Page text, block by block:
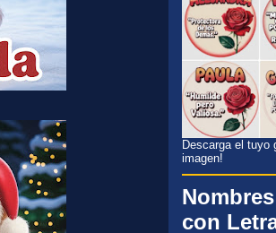
Descarga el tuyo
imagen!
con